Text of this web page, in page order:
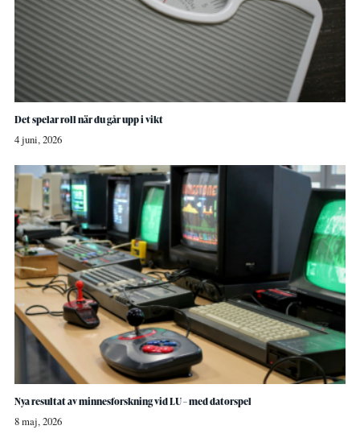
Det spelar roll när du går upp i vikt
4 juni, 2026
Nya resultat av minnesforskning vid LU – med datorspel
8 maj, 2026